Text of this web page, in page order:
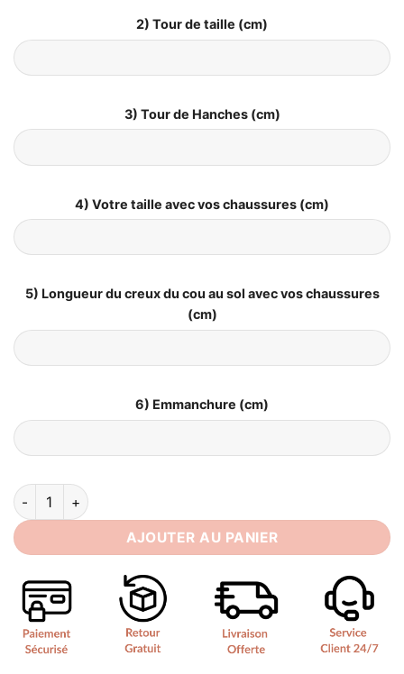
2) Tour de taille (cm)
3) Tour de Hanches (cm)
4) Votre taille avec vos chaussures (cm)
5) Longueur du creux du cou au sol avec vos chaussures
(cm)
6) Emmanchure (cm)
quantité de Robe de Mariée Sirène en Dentelle
AJOUTER AU PANIER